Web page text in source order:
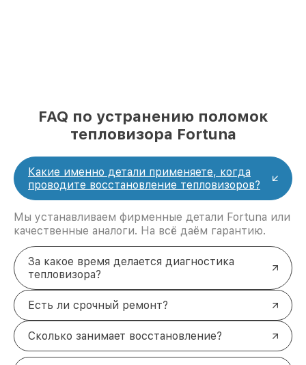
FAQ по устранению поломок
тепловизора Fortuna
Какие именно детали применяете, когда
проводите восстановление тепловизоров?
Мы устанавливаем фирменные детали Fortuna или
качественные аналоги. На всё даём гарантию.
За какое время делается диагностика
тепловизора?
Есть ли срочный ремонт?
Сколько занимает восстановление?